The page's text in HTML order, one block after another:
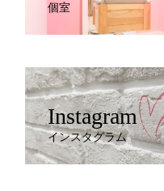
個室
Instagram
インスタグラム